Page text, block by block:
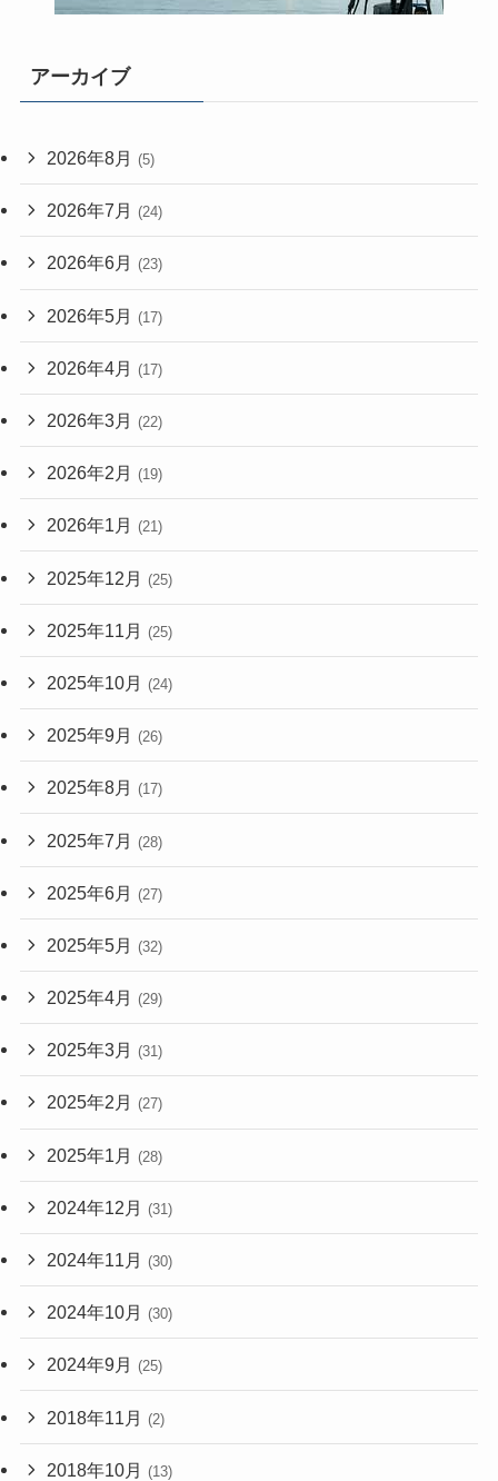
アーカイブ
2026年8月 (5)
2026年7月 (24)
2026年6月 (23)
2026年5月 (17)
2026年4月 (17)
2026年3月 (22)
2026年2月 (19)
2026年1月 (21)
2025年12月 (25)
2025年11月 (25)
2025年10月 (24)
2025年9月 (26)
2025年8月 (17)
2025年7月 (28)
2025年6月 (27)
2025年5月 (32)
2025年4月 (29)
2025年3月 (31)
2025年2月 (27)
2025年1月 (28)
2024年12月 (31)
2024年11月 (30)
2024年10月 (30)
2024年9月 (25)
2018年11月 (2)
2018年10月 (13)